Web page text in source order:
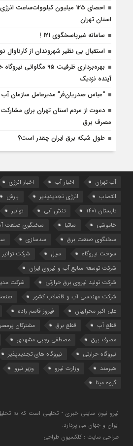
احصای 125 میلیون کیلووات‌ساعت
استان تهران
سامانه غیرپاسخگوی 121 !
استقبال بی نظیر شهروندان از کارناوال
بهره‌برداری ظرفیت 95
آینده نزدیک
“عباس صدریان‌فر” مدیرعامل سازمان
دعوت از مردم استان تهران برای
مصرف برق
طول شبکه برق ایران چقدر است؟
آب تهران اخبار آب اخبار انرژی
انتصاب
انرژی تجدیدپذیر بارش
تابستان 1401
تنش آبی توانیر
خاموشی
ساتبا
سخنگوی صنعت
سخنگوی صنعت برق
سدسازی
سوخت نیروگاه
سیل
شرکت توانیر
شرکت توسعه منابع آب و نیروی ایران
شرکت تولید نیروی برق حرارتی
شرکت
شرکت مهندسی آب و فاضلاب کشور
علی اکبر محرابیان
فیروز قاسم زاده
قطع آب
قطع برق مشترکان
مصرف برق
مصطفی رجبی مشهدی
نیروگاه حرارتی
نیروگاه‌ های تجدیدپذیر
هیرمند
وزارت نیرو وزیر نیرو
گروه مپنا
نیرو نیوز، سایتی خبری - تحلیلی است که به
ایران و جهان می پردازد.
طراحی سایت : کلکسیون طراحی